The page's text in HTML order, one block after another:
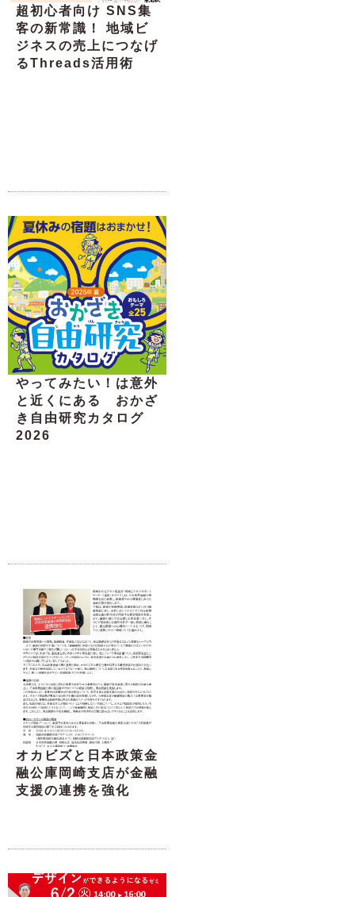
超初心者向け SNS集
客の新常識！ 地域ビ
ジネスの売上につなげ
るThreads活用術
やってみたい！は意外
と近くにある おかざ
き自由研究カタログ
2026
オカビズと日本政策金
融公庫岡崎支店が金融
支援の連携を強化